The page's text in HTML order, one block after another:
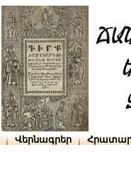
Վերնագրեր